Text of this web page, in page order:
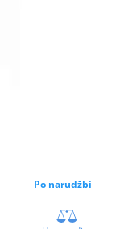
Po narudžbi